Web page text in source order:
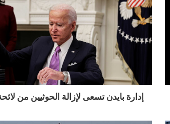
إدارة بايدن تسعى لإزالة الحوثيين من